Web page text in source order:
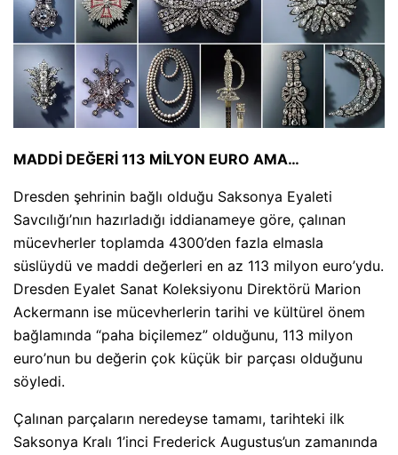
MADDİ DEĞERİ 113 MİLYON EURO AMA…
Dresden şehrinin bağlı olduğu Saksonya Eyaleti
Savcılığı’nın hazırladığı iddianameye göre, çalınan
mücevherler toplamda 4300’den fazla elmasla
süslüydü ve maddi değerleri en az 113 milyon euro’ydu.
Dresden Eyalet Sanat Koleksiyonu Direktörü Marion
Ackermann ise mücevherlerin tarihi ve kültürel önem
bağlamında “paha biçilemez” olduğunu, 113 milyon
euro’nun bu değerin çok küçük bir parçası olduğunu
söyledi.
Çalınan parçaların neredeyse tamamı, tarihteki ilk
Saksonya Kralı 1’inci Frederick Augustus’un zamanında